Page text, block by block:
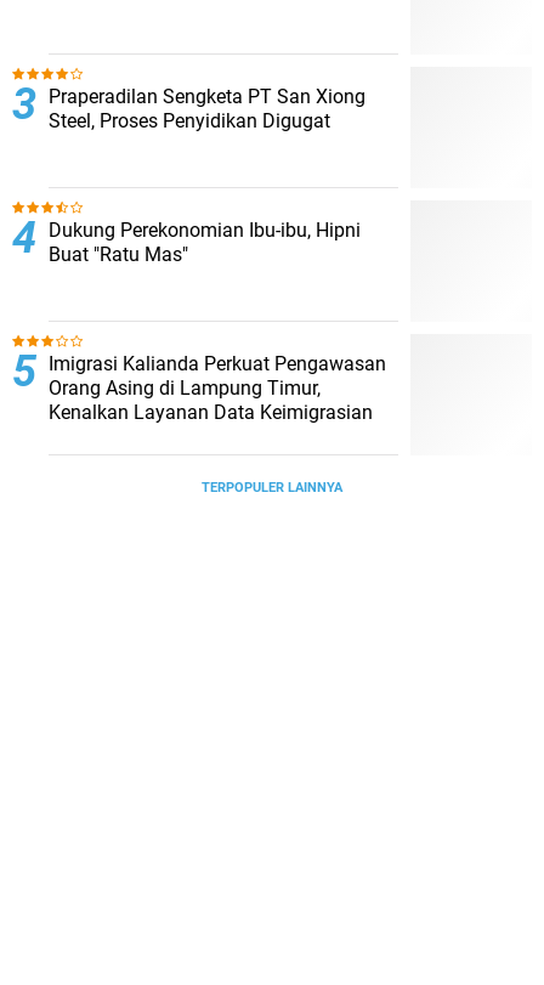
Praperadilan Sengketa PT San Xiong
Steel, Proses Penyidikan Digugat
Dukung Perekonomian Ibu-ibu, Hipni
Buat "Ratu Mas"
Imigrasi Kalianda Perkuat Pengawasan
Orang Asing di Lampung Timur,
Kenalkan Layanan Data Keimigrasian
TERPOPULER LAINNYA